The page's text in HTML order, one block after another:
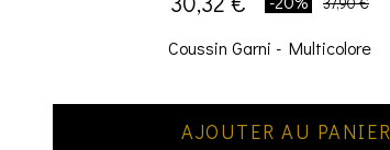
Coussin Garni - Multicolore
AJOUTER AU PANIER